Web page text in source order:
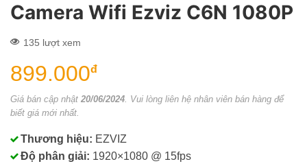
Camera Wifi Ezviz C6N 1080P
135 lượt xem
899.000đ
Giá bán cập nhật 20/06/2024 . Vui lòng liên hệ nhân viên bán hàng để
biết giá mới nhất.
Thương hiệu: EZVIZ
Độ phân giải: 1920×1080 @ 15fps